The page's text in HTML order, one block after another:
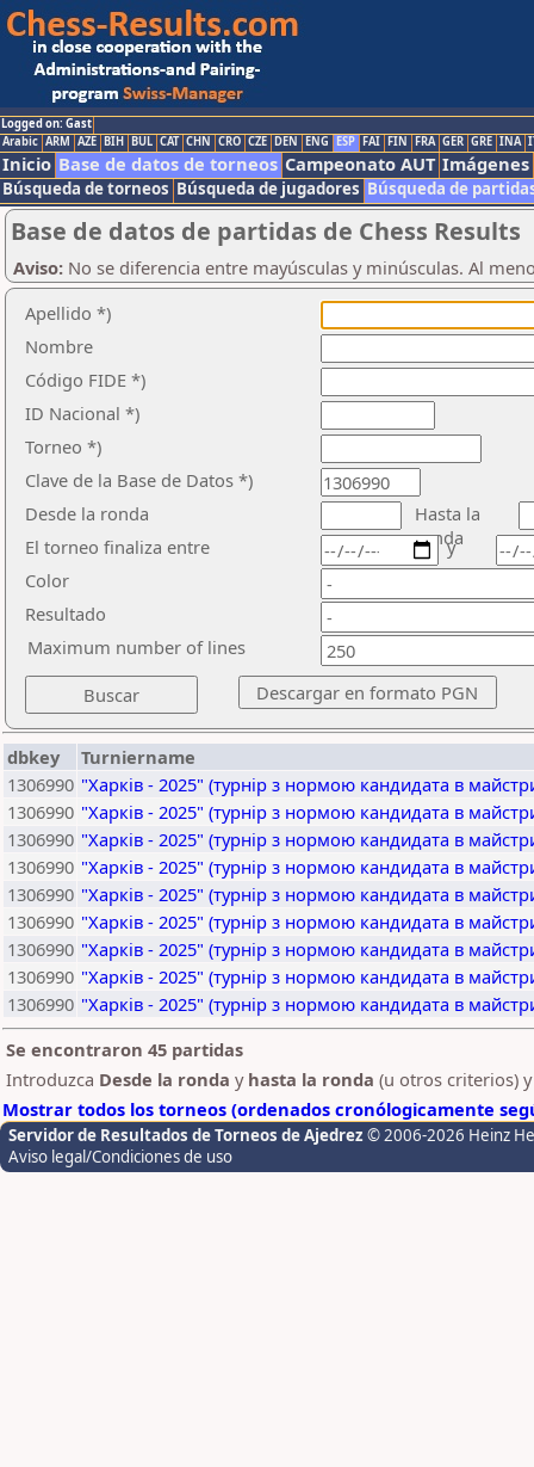
Logged on: Gast
Arabic ARM AZE BIH BUL CAT CHN CRO CZE DEN ENG ESP FAI FIN FRA GER GRE INA
Inicio Base de datos de torneos Campeonato AUT Imágenes
Búsqueda de torneos Búsqueda de jugadores Búsqueda de
Base de datos de partidas de Chess Results
Aviso: No se diferencia entre mayúsculas y minúsculas. Al
Apellido *)
Nombre
Código FIDE *)
ID Nacional *)
Torneo *)
Clave de la Base de Datos *)
Desde la ronda
Hasta la
ronda
El torneo finaliza entre
Color
Resultado
y
Maximum number of lines
dbkey
Turniername
1306990 "Харків - 2025" (турнір з нормою кандидата в
1306990 "Харків - 2025" (турнір з нормою кандидата в
1306990 "Харків - 2025" (турнір з нормою кандидата в
1306990 "Харків - 2025" (турнір з нормою кандидата в
1306990 "Харків - 2025" (турнір з нормою кандидата в
1306990 "Харків - 2025" (турнір з нормою кандидата в
1306990 "Харків - 2025" (турнір з нормою кандидата в
1306990 "Харків - 2025" (турнір з нормою кандидата в
1306990 "Харків - 2025" (турнір з нормою кандидата в
Se encontraron 45 partidas
Introduzca Desde la ronda y hasta la ronda (u otros criterios)
Mostrar todos los torneos (ordenados cronólogicamente
Servidor de Resultados de Torneos de Ajedrez © 2006-2026 Heinz
Aviso legal/Condiciones de uso